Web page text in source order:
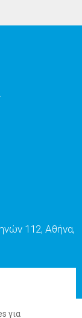
112, Αθήνα,
για